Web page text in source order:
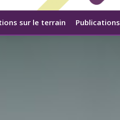
sur le terrain Publications